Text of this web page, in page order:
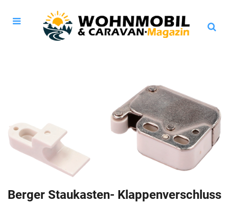
Berger Staukasten- Klappenverschluss